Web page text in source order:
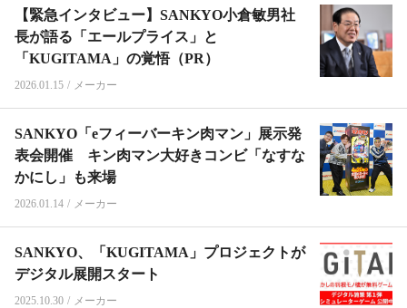
【緊急インタビュー】SANKYO小倉敏男社
長が語る「エールプライス」と
「KUGITAMA」の覚悟（PR）
2026.01.15 / メーカー
SANKYO「eフィーバーキン肉マン」展示発
表会開催 キン肉マン大好きコンビ「なすな
かにし」も来場
2026.01.14 / メーカー
SANKYO、「KUGITAMA」プロジェクトが
デジタル展開スタート
2025.10.30 / メーカー